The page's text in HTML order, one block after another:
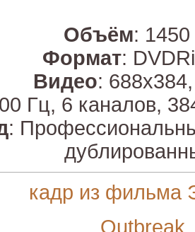
Объём:
Формат:
Видео:
Гц, 6 каналов,
: